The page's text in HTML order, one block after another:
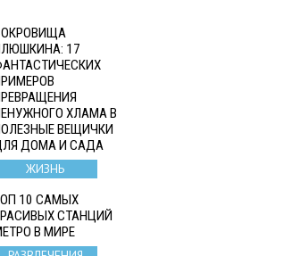
17
ХЛАМА В
ВЕЩИЧКИ
ДОМА И САДА
ЖИЗНЬ
10 САМЫХ
СТАНЦИЙ
В МИРЕ